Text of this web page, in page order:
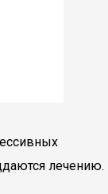
лечению.